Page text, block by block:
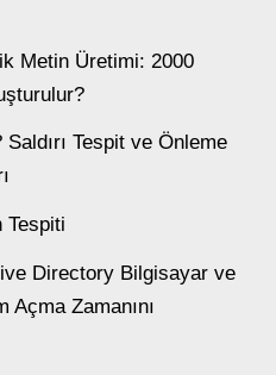
Metin Üretimi: 2000
Saldırı Tespit ve Önleme
Tespiti
Directory Bilgisayar ve
Açma Zamanını